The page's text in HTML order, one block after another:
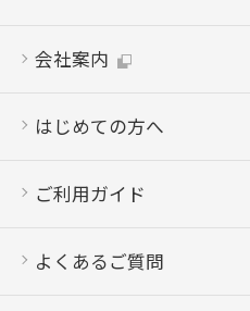
会社案内
はじめての方へ
ご利用ガイド
よくあるご質問